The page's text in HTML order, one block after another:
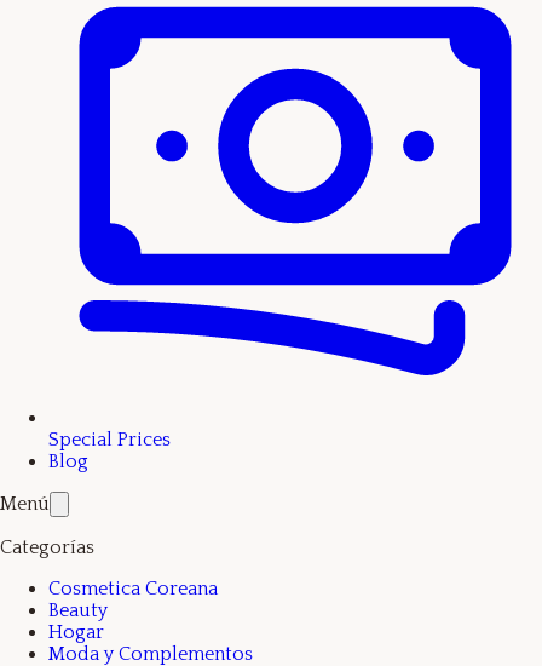
Special Prices
Blog
Menú
Categorías
Cosmetica Coreana
Beauty
Hogar
Moda y Complementos